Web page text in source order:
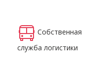
Собственная
служба логистики